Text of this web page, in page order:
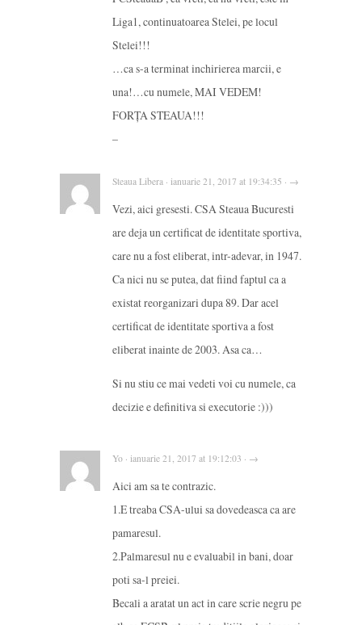
Liga1, continuatoarea Stelei, pe locul
Stelei!!!
…ca s-a terminat inchirierea marcii, e
una!…cu numele, MAI VEDEM!
FORȚA STEAUA!!!
–
Steaua Libera · ianuarie 21, 2017 at 19:34:35 · →
Vezi, aici gresesti. CSA Steaua Bucuresti
are deja un certificat de identitate sportiva,
care nu a fost eliberat, intr-adevar, in 1947.
Ca nici nu se putea, dat fiind faptul ca a
existat reorganizari dupa 89. Dar acel
certificat de identitate sportiva a fost
eliberat inainte de 2003. Asa ca…
Si nu stiu ce mai vedeti voi cu numele, ca
decizie e definitiva si executorie :)))
Yo · ianuarie 21, 2017 at 19:12:03 · →
Aici am sa te contrazic.
1.E treaba CSA-ului sa dovedeasca ca are
pamaresul.
2.Palmaresul nu e evaluabil in bani, doar
poti sa-l preiei.
Becali a aratat un act in care scrie negru pe